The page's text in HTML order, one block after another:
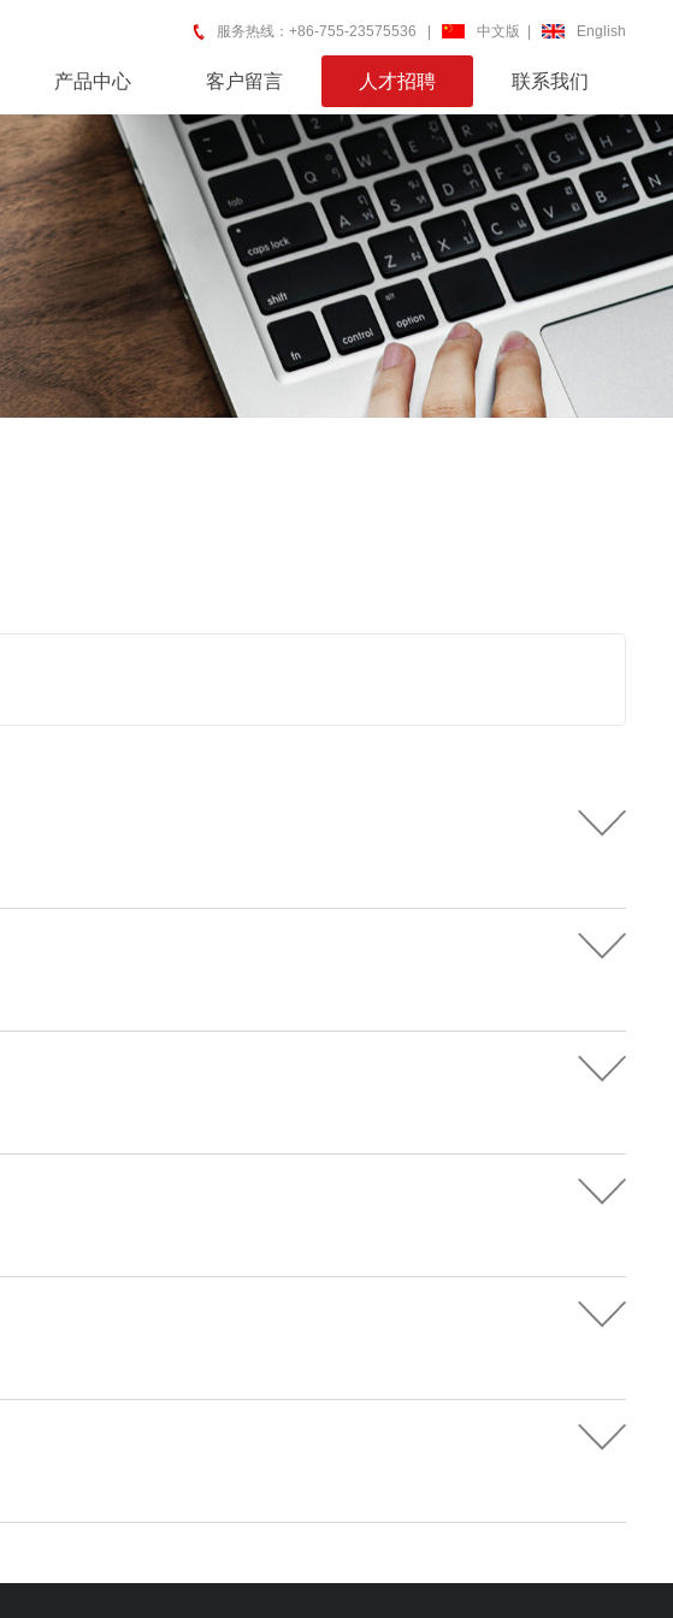
服务热线：+86-755-23575536 | 中文版 | English
产品中心 客户留言 人才招聘 联系我们